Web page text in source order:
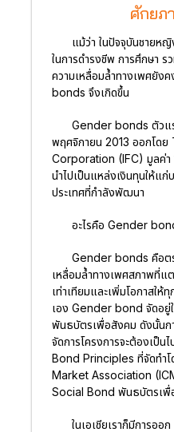
ศักยภ
แม้ว่า ในปัจจุบันชายหญิ
ในการดำรงชีพ การศึกษา
ความเหลื่อมล้ำทางเพศยัง
bonds จึงเกิดขึ้น
Gender bonds ตัวแร
พฤศจิกายน 2013 ออกโด
Corporation (IFC) มูลค่า
นำไปเป็นแหล่งเงินทุนให้แ
ประเทศที่กำลังพัฒนา
อะไรคือ Gender
Gender bonds คือต
เหลื่อมล้ำทางเพศสภาพที่แ
เท่าเทียมและเพิ่มโอกาสให้
เอง Gender bond จัดอยู่
พันธบัตรเพื่อสังคม ดังนั้นก
จัดการโครงการจะต้องเป็
Bond Principles ที่จัดทำ
Market Association
Social Bond พันธบัตรเพื่
ในเอเชียเราก็มีการอ